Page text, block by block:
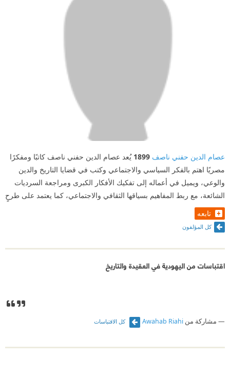
عصام الدين حفني ناصف 1899 يُعد عصام الدين حفني ناصف كاتبًا ومفكرًا
مصريًا اهتم بالفكر السياسي والاجتماعي وكتب في قضايا التاريخ والدين
والوعي، ويميل في أعماله إلى تفكيك الأفكار الكبرى ومراجعة السرديات
الشائعة، مع ربط المفاهيم بسياقها الثقافي والاجتماعي، كما يعتمد على طرحٍ
تابعه
كل المؤلفون
اقتباسات من اليهودية في العقيدة والتاريخ
مشاركة من Awahab Riahi كل الاقتباسات